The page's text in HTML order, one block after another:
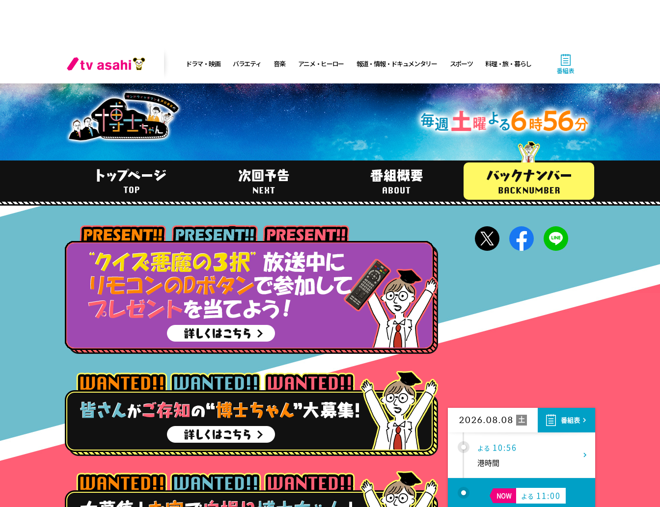
ドラマ・映画 バラエティ 音楽 アニメ・ヒーロー 報道・情報・ドキュメンタリー スポーツ 料理・旅・暮らし
番組表
2026.08.08 土 番組表
午後 5:30
ANNスーパーJチャンネル
よる 6:00
人生の楽園 夏の1時間!ふるさ
と大好きスペシャル
よる 6:56
サンド&芦田愛菜の博士ちゃ
ん 伊藤沙莉が初参戦!!目利き
三択バトルSP
よる 8:00
池上彰のニュースそうだったの
タモリステーション 日本人と
石油 最前線 そもそも石油と
は何なのか!?徹底取材!
私の幸福時間
よる 10:56
港時間
NOW よる 11:00